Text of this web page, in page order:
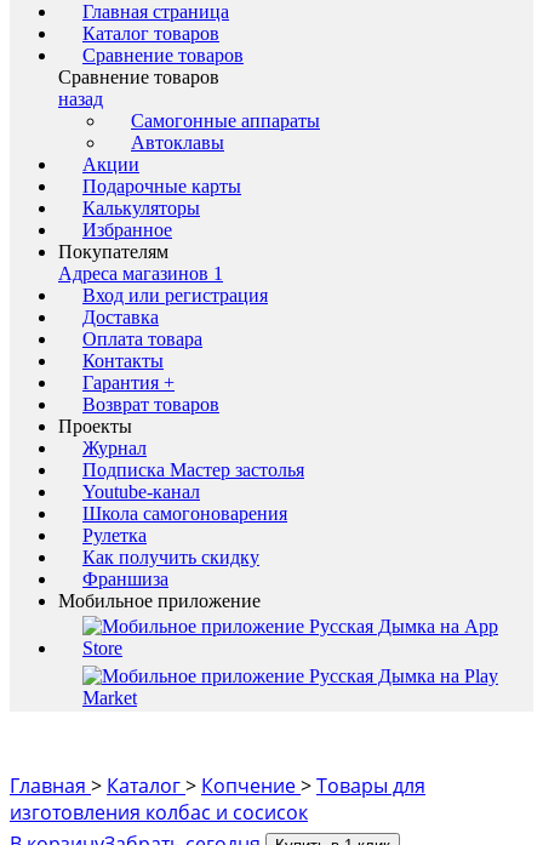
Главная страница
Каталог товаров
Сравнение товаров
Сравнение товаров
назад
Самогонные аппараты
Автоклавы
Акции
Подарочные карты
Калькуляторы
Избранное
Покупателям
Адреса магазинов 1
Вход или регистрация
Доставка
Оплата товара
Контакты
Гарантия +
Возврат товаров
Проекты
Журнал
Подписка Мастер застолья
Youtube-канал
Школа самогоноварения
Рулетка
Как получить скидку
Франшиза
Мобильное приложение
Главная > Каталог> Копчение>Товары для
изготовления колбас и сосисок